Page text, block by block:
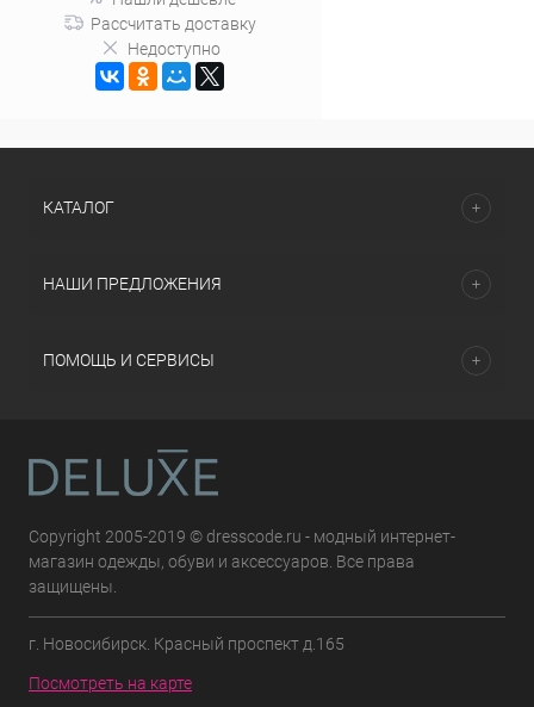
Рассчитать доставку
Недоступно
КАТАЛОГ
НАШИ ПРЕДЛОЖЕНИЯ
ПОМОЩЬ И СЕРВИСЫ
Copyright 2005-2019 © dresscode.ru - модный интернет-
магазин одежды, обуви и аксессуаров. Все права
защищены.
г. Новосибирск. Красный проспект д.165
Посмотреть на карте